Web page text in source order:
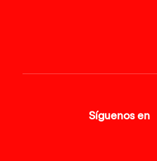
Síguenos en